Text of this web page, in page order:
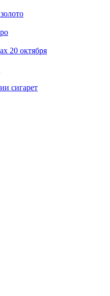
20 октября
сигарет